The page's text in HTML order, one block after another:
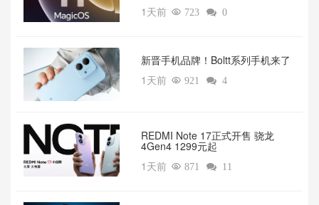
1天前  723  0
新晋手机品牌！Boltt系列手机来了
1天前  921  4
REDMI Note 17正式开售 骁龙
4Gen4 1299元起
1天前  871  11